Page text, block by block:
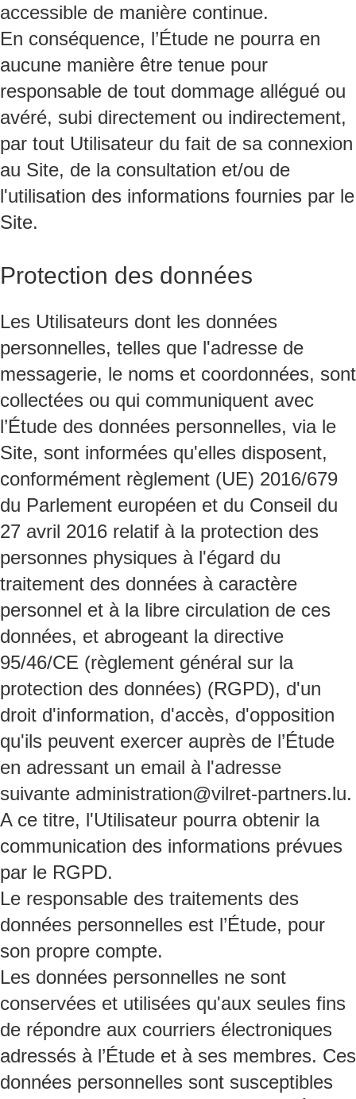
accessible de manière continue.
En conséquence, l’Étude ne pourra en
aucune manière être tenue pour
responsable de tout dommage allégué ou
avéré, subi directement ou indirectement,
par tout Utilisateur du fait de sa connexion
au Site, de la consultation et/ou de
l'utilisation des informations fournies par le
Site.
Protection des données
Les Utilisateurs dont les données
personnelles, telles que l'adresse de
messagerie, le noms et coordonnées, sont
collectées ou qui communiquent avec
l’Étude des données personnelles, via le
Site, sont informées qu'elles disposent,
conformément règlement (UE) 2016/679
du Parlement européen et du Conseil du
27 avril 2016 relatif à la protection des
personnes physiques à l'égard du
traitement des données à caractère
personnel et à la libre circulation de ces
données, et abrogeant la directive
95/46/CE (règlement général sur la
protection des données) (RGPD), d'un
droit d'information, d'accès, d'opposition
qu'ils peuvent exercer auprès de l’Étude
en adressant un email à l'adresse
suivante administration@vilret-partners.lu.
A ce titre, l'Utilisateur pourra obtenir la
communication des informations prévues
par le RGPD.
Le responsable des traitements des
données personnelles est l’Étude, pour
son propre compte.
Les données personnelles ne sont
conservées et utilisées qu'aux seules fins
de répondre aux courriers électroniques
adressés à l’Étude et à ses membres. Ces
données personnelles sont susceptibles